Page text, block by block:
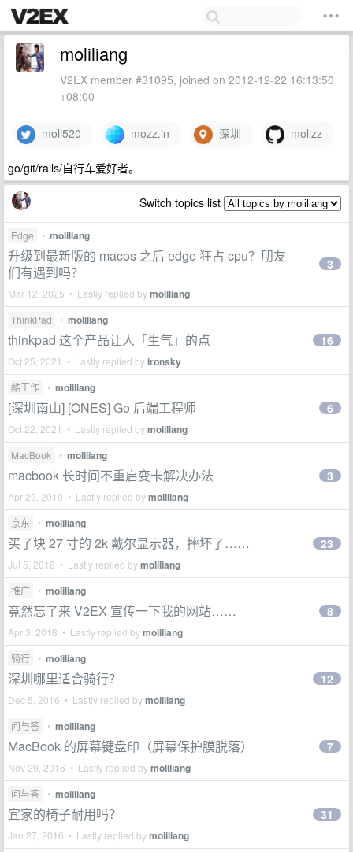
moliliang
V2EX member #31095, joined on 2012-12-22 16:13:50
+08:00
moli520 mozz.in 深圳 molizz
go/git/rails/自行车爱好者。
Switch topics list
Edge • moliliang
升级到最新版的 macos 之后 edge 狂占 cpu？朋友
们有遇到吗？
Mar 12, 2025 • Lastly replied bymoliliang
3
ThinkPad • moliliang
thinkpad 这个产品让人「生气」的点
Oct 25, 2021 • Lastly replied byironsky
16
酷工作 • moliliang
[深圳南山] [ONES] Go 后端工程师
Oct 22, 2021 • Lastly replied bymoliliang
6
MacBook • moliliang
macbook 长时间不重启变卡解决办法
Apr 29, 2019 • Lastly replied bymoliliang
3
京东 • moliliang
买了块 27 寸的 2k 戴尔显示器，摔坏了……
Jul 5, 2018 • Lastly replied bymoliliang
23
推广 • moliliang
竟然忘了来 V2EX 宣传一下我的网站……
Apr 3, 2018 • Lastly replied bymoliliang
8
骑行 • moliliang
深圳哪里适合骑行？
Dec 5, 2016 • Lastly replied bymoliliang
12
问与答 • moliliang
MacBook 的屏幕键盘印（屏幕保护膜脱落）
Nov 29, 2016 • Lastly replied bymoliliang
7
问与答 • moliliang
宜家的椅子耐用吗？
Jan 27, 2016 • Lastly replied bymoliliang
31